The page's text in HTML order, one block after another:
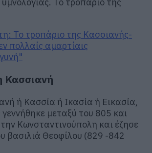
Κασσιανή
ή Κασσία ή Ικασία ή Εικασία,
μεταξύ του 805 και
Κωνσταντινούπολη και έζησε
βασιλιά Θεοφίλου (829 -842